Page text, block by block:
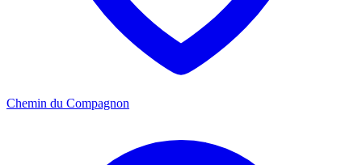
Chemin du Compagnon